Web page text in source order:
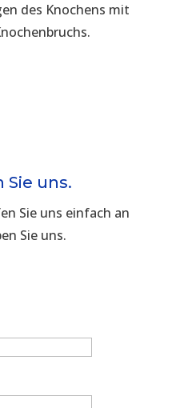
des Knochens mit
Sie uns.
Sie uns einfach an
Sie uns.